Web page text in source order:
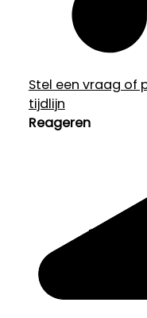
Stel een vraag of
tijdlijn
Reageren